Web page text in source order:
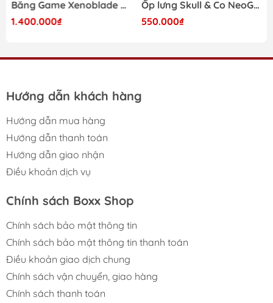
Băng Game Xenoblade Chronicles X Definitive Edition Nintendo Switch 2
1.400.000₫
Ốp lưng Skull & Co NeoGrip cho Nintendo Switch 2 phiên bản Splatoon Raiders
550.000₫
Hướng dẫn khách hàng
Hướng dẫn mua hàng
Hướng dẫn thanh toán
Hướng dẫn giao nhận
Điều khoản dịch vụ
Chính sách Boxx Shop
Chính sách bảo mật thông tin
Chính sách bảo mật thông tin thanh toán
Điều khoản giao dịch chung
Chính sách vận chuyển, giao hàng
Chính sách thanh toán